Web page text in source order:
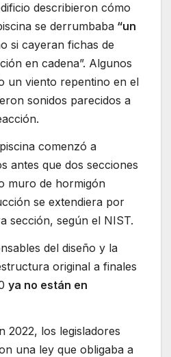
describieron cómo
se derrumbaba “un
si cayeran fichas de
en cadena”. Algunos
un viento repentino en el
sonidos parecidos a
comenzó a
antes que dos secciones
muro de hormigón
se extendiera por
sección, según el NIST.
del diseño y la
original a finales
ya no están en
2022, los legisladores
una ley que obligaba a